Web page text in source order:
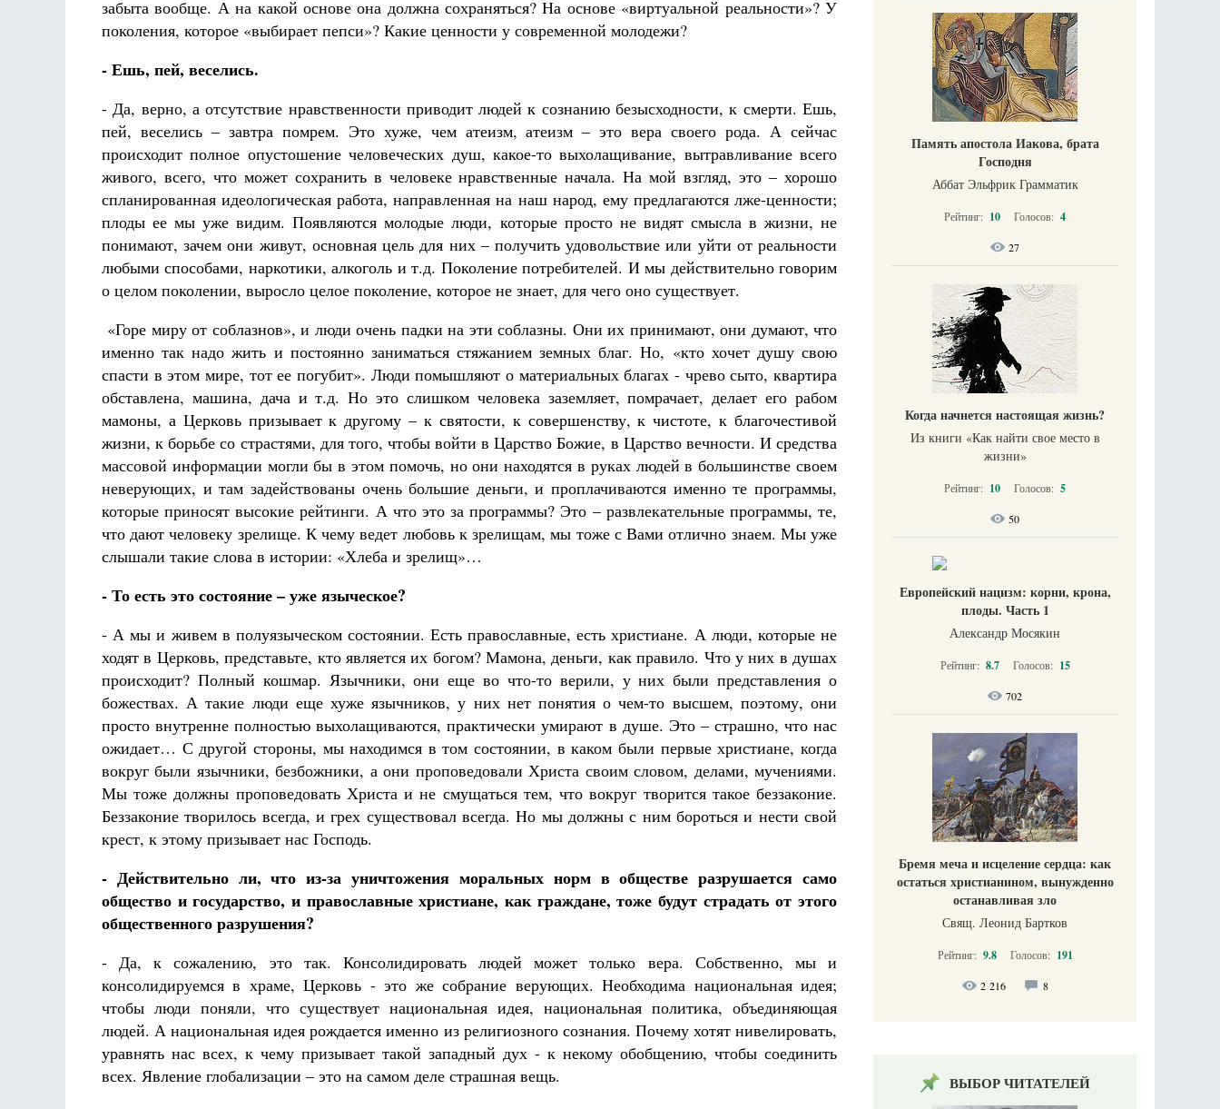
забыта вообще. А на какой основе она должна сохраняться? На основе «виртуальной реальности»? У
поколения, которое «выбирает пепси»? Какие ценности у современной молодежи?
- Ешь, пей, веселись.
- Да, верно, а отсутствие нравственности приводит людей к сознанию безысходности, к смерти. Ешь,
пей, веселись – завтра помрем. Это хуже, чем атеизм, атеизм – это вера своего рода. А сейчас
происходит полное опустошение человеческих душ, какое-то выхолащивание, вытравливание всего
живого, всего, что может сохранить в человеке нравственные начала. На мой взгляд, это – хорошо
спланированная идеологическая работа, направленная на наш народ, ему предлагаются лже-ценности;
плоды ее мы уже видим. Появляются молодые люди, которые просто не видят смысла в жизни, не
понимают, зачем они живут, основная цель для них – получить удовольствие или уйти от реальности
любыми способами, наркотики, алкоголь и т.д. Поколение потребителей. И мы действительно говорим
о целом поколении, выросло целое поколение, которое не знает, для чего оно существует.
«Горе миру от соблазнов», и люди очень падки на эти соблазны. Они их принимают, они думают, что
именно так надо жить и постоянно заниматься стяжанием земных благ. Но, «кто хочет душу свою
спасти в этом мире, тот ее погубит». Люди помышляют о материальных благах - чрево сыто, квартира
обставлена, машина, дача и т.д. Но это слишком человека заземляет, помрачает, делает его рабом
мамоны, а Церковь призывает к другому – к святости, к совершенству, к чистоте, к благочестивой
жизни, к борьбе со страстями, для того, чтобы войти в Царство Божие, в Царство вечности. И средства
массовой информации могли бы в этом помочь, но они находятся в руках людей в большинстве своем
неверующих, и там задействованы очень большие деньги, и проплачиваются именно те программы,
которые приносят высокие рейтинги. А что это за программы? Это – развлекательные программы, те,
что дают человеку зрелище. К чему ведет любовь к зрелищам, мы тоже с Вами отлично знаем. Мы уже
слышали такие слова в истории: «Хлеба и зрелищ»…
- То есть это состояние – уже языческое?
- А мы и живем в полуязыческом состоянии. Есть православные, есть христиане. А люди, которые не
ходят в Церковь, представьте, кто является их богом? Мамона, деньги, как правило. Что у них в душах
происходит? Полный кошмар. Язычники, они еще во что-то верили, у них были представления о
божествах. А такие люди еще хуже язычников, у них нет понятия о чем-то высшем, поэтому, они
просто внутренне полностью выхолащиваются, практически умирают в душе. Это – страшно, что нас
ожидает… С другой стороны, мы находимся в том состоянии, в каком были первые христиане, когда
вокруг были язычники, безбожники, а они проповедовали Христа своим словом, делами, мучениями.
Мы тоже должны проповедовать Христа и не смущаться тем, что вокруг творится такое беззаконие.
Беззаконие творилось всегда, и грех существовал всегда. Но мы должны с ним бороться и нести свой
крест, к этому призывает нас Господь.
- Действительно ли, что из-за уничтожения моральных норм в обществе разрушается само
общество и государство, и православные христиане, как граждане, тоже будут страдать от этого
общественного разрушения?
- Да, к сожалению, это так. Консолидировать людей может только вера. Собственно, мы и
консолидируемся в храме, Церковь - это же собрание верующих. Необходима национальная идея;
чтобы люди поняли, что существует национальная идея, национальная политика, объединяющая
людей. А национальная идея рождается именно из религиозного сознания. Почему хотят нивелировать,
уравнять нас всех, к чему призывает такой западный дух - к некому обобщению, чтобы соединить
всех. Явление глобализации – это на самом деле страшная вещь.
Память апостола Иакова, брата
Господня
Аббат Эльфрик Грамматик
Рейтинг: 10 Голосов: 4
27
Когда начнется настоящая жизнь?
Из книги «Как найти свое место в
жизни​»
Рейтинг: 10 Голосов: 5
50
Европейский нацизм: корни, крона,
плоды. Часть 1
Александр Мосякин
Рейтинг: 8.7 Голосов: 15
702
Бремя меча и исцеление сердца: как
остаться христианином, вынужденно
останавливая зло
Свящ. Леонид Бартков
Рейтинг: 9.8 Голосов: 191
2 216 8
ВЫБОР ЧИТАТЕЛЕЙ